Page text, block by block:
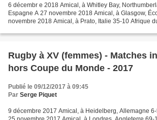
6 décembr e 2018 Amical, à Whitley Bay,
Espagne A 27 novembre 2018 Amical, à Glasgow,
novembre 2018 Amical, à Prato, Italie 35-10 Afrique
Rugby à XV (femmes) - Matches
hors Coupe du Monde - 2017
Publié le 09/12/2017 à 09:45
Par Serge Piquet
9 décembre 2017 Amical, à Heidelberg, Allemagne